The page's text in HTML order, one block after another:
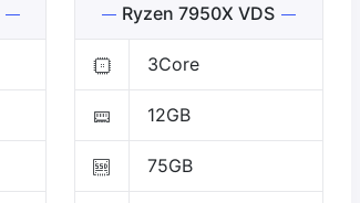
Ryzen 7950X VDS
3Core
12GB
75GB